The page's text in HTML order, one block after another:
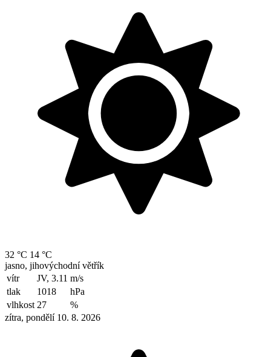
32 °C 14 °C
jasno, jihovýchodní větřík
vítr
JV, 3.11 m/s
tlak
1018
hPa
vlhkost 27
%
zítra, pondělí 10. 8. 2026